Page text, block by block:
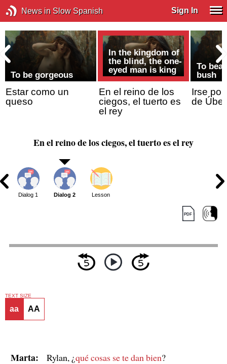
News in Slow Spanish Sign In
To be gorgeous
Estar como un
queso
In the kingdom of
the blind, the one-
eyed man is king
En el reino de los
ciegos, el tuerto es
el rey
To
bush
Irse
de
En el reino de los ciegos, el tuerto es el rey
Dialog 1 Dialog 2 Lesson
TEXT SIZE
aa AA
Marta: Rylan, ¿qué cosas se te dan bien?